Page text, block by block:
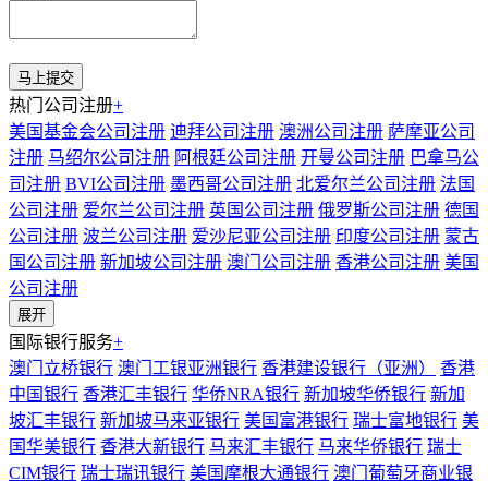
热门公司注册+
美国基金会公司注册 迪拜公司注册 澳洲公司注册 萨摩亚公司
注册 马绍尔公司注册 阿根廷公司注册 开曼公司注册 巴拿马公
司注册 BVI公司注册 墨西哥公司注册 北爱尔兰公司注册 法国
公司注册 爱尔兰公司注册 英国公司注册 俄罗斯公司注册 德国
公司注册 波兰公司注册 爱沙尼亚公司注册 印度公司注册 蒙古
国公司注册 新加坡公司注册 澳门公司注册 香港公司注册 美国
公司注册
展开
国际银行服务+
澳门立桥银行 澳门工银亚洲银行 香港建设银行（亚洲）
香港
中国银行 香港汇丰银行 华侨NRA银行 新加坡华侨银行 新加
坡汇丰银行 新加坡马来亚银行 美国富港银行 瑞士富地银行 美
国华美银行 香港大新银行 马来汇丰银行 马来华侨银行 瑞士
CIM银行 瑞士瑞讯银行 美国摩根大通银行 澳门葡萄牙商业银